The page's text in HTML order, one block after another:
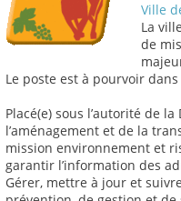
Ville
La
de
Le poste est à pourvoir
Placé(e) sous l’autorité de
l’aménagement et de la
mission environnement et
garantir l’information des
Gérer, mettre à jour et